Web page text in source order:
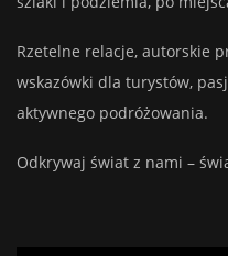
Rzetelne relacje, autorskie
wskazówki dla turystów,
aktywnego podróżowania.
Odkrywaj świat z nami –